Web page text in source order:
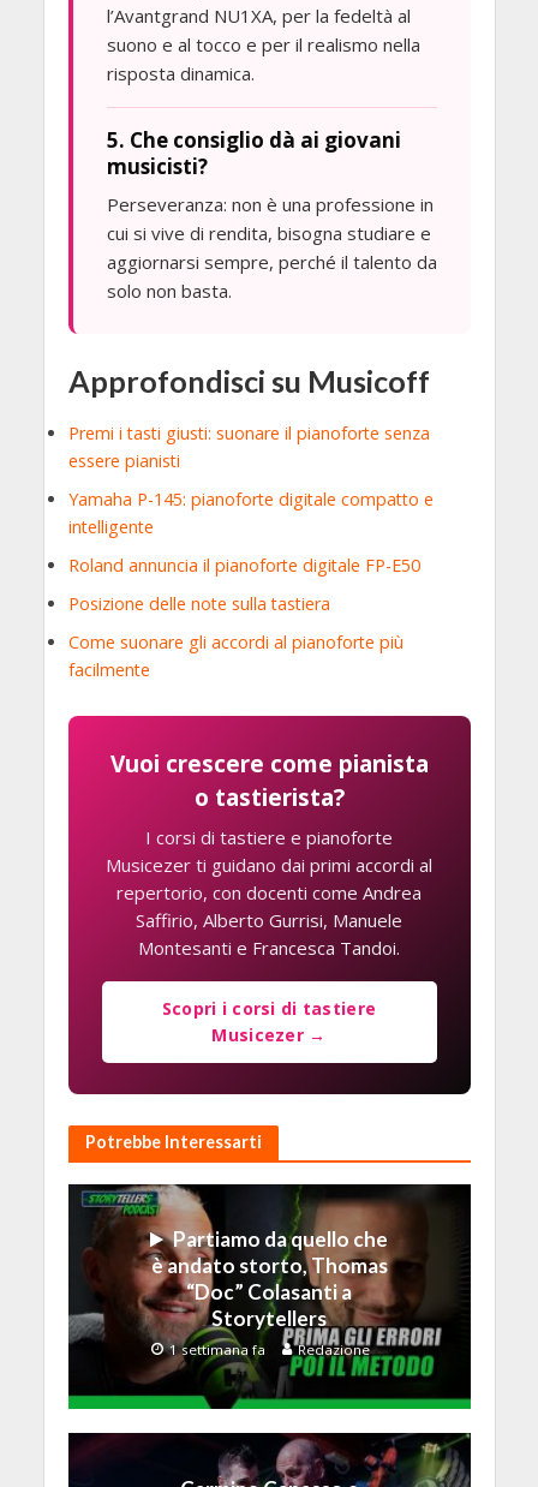
l’Avantgrand NU1XA, per la fedeltà al
suono e al tocco e per il realismo nella
risposta dinamica.
5. Che consiglio dà ai giovani
musicisti?
Perseveranza: non è una professione in
cui si vive di rendita, bisogna studiare e
aggiornarsi sempre, perché il talento da
solo non basta.
Approfondisci su Musicoff
Premi i tasti giusti: suonare il pianoforte senza
essere pianisti
Yamaha P-145: pianoforte digitale compatto e
intelligente
Roland annuncia il pianoforte digitale FP-E50
Posizione delle note sulla tastiera
Come suonare gli accordi al pianoforte più
facilmente
Vuoi crescere come pianista
o tastierista?
I corsi di tastiere e pianoforte
Musicezer ti guidano dai primi accordi al
repertorio, con docenti come Andrea
Saffirio, Alberto Gurrisi, Manuele
Montesanti e Francesca Tandoi.
Scopri i corsi di tastiere
Musicezer →
Potrebbe Interessarti
Partiamo da quello che
è andato storto, Thomas
“Doc” Colasanti a
Storytellers
1 settimana fa Redazione